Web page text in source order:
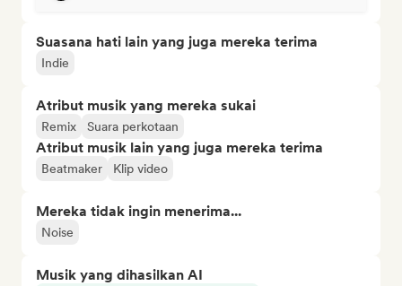
Suasana hati lain yang juga mereka terima
Indie
Atribut musik yang mereka sukai
Remix Suara perkotaan
Atribut musik lain yang juga mereka terima
Beatmaker Klip video
Mereka tidak ingin menerima...
Noise
Musik yang dihasilkan AI